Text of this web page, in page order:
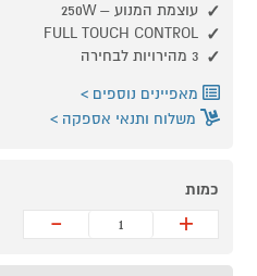
עוצמת המנוע – 250W
FULL TOUCH CONTROL
3 מהירויות לבחירה
מאפיינים נוספים
משלוח ותנאי אספקה
כמות
+
-